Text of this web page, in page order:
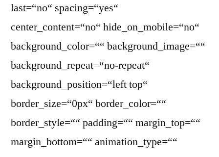
last=“no“ spacing=“yes“
center_content=“no“ hide_on_mobile=“no“
background_color=““ background_image=““
background_repeat=“no-repeat“
background_position=“left top“
border_size=“0px“ border_color=““
border_style=““ padding=““ margin_top=““
margin_bottom=““ animation_type=““